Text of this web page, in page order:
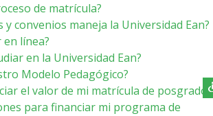
de matrícula?
y convenios maneja la Universidad Ean?
línea?
en la Universidad Ean?
Modelo Pedagógico?
el valor de mi matrícula de posgrado?
para financiar mi programa de